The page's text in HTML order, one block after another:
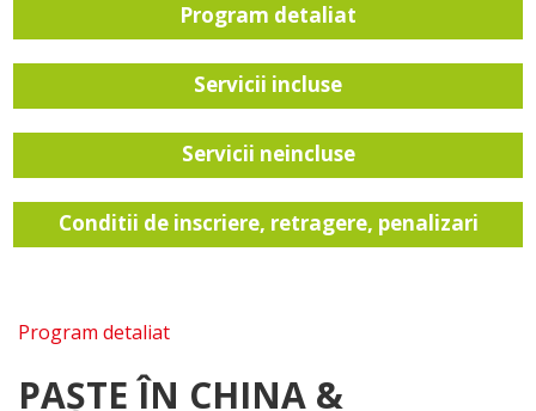
Program detaliat
Servicii incluse
Servicii neincluse
Conditii de inscriere, retragere, penalizari
Program detaliat
PAȘTE ÎN CHINA &